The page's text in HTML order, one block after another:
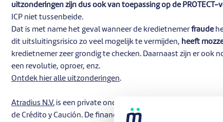
uitzonderingen zijn dus ook van toepassing op de PROTECT-
ICP niet tussenbeide.
Dat is met name het geval wanneer de kredietnemerfraude
dit uitsluitingsrisico zo veel mogelijk te vermijden, heeft
kredietnemer zeer grondig te checken. Daarnaast zijn er ook
een revolutie, oproer, enz.
Ontdek hier alle uitzonderingen.
Atradius N.V. is een private onderneming die voor 100%
de Crédito y Caución. De financiële rating werd bevestigd